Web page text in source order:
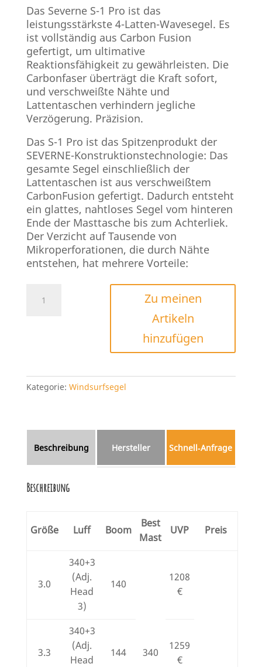
Das Severne S-1 Pro ist das
leistungsstärkste 4-Latten-Wavesegel. Es
ist vollständig aus Carbon Fusion
gefertigt, um ultimative
Reaktionsfähigkeit zu gewährleisten. Die
Carbonfaser überträgt die Kraft sofort,
und verschweißte Nähte und
Lattentaschen verhindern jegliche
Verzögerung. Präzision.
Das S-1 Pro ist das Spitzenprodukt der
SEVERNE-Konstruktionstechnologie: Das
gesamte Segel einschließlich der
Lattentaschen ist aus verschweißtem
CarbonFusion gefertigt. Dadurch entsteht
ein glattes, nahtloses Segel vom hinteren
Ende der Masttasche bis zum Achterliek.
Der Verzicht auf Tausende von
Mikroperforationen, die durch Nähte
entstehen, hat mehrere Vorteile:
Zu meinen
Artikeln
hinzufügen
Kategorie: Windsurfsegel
Beschreibung Hersteller Schnell‑Anfrage
Beschreibung
Größe Luff Boom
Best
Mast
UVP Preis
3.0
340+3
(Adj.
Head
3)
140
340
1208
€
3.3
340+3
(Adj.
Head
144
1259
€